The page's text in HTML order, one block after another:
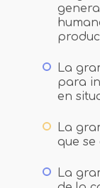
La
para
en
La
que se
La